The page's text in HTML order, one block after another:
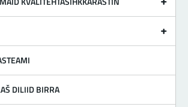
DILIID BIRRA